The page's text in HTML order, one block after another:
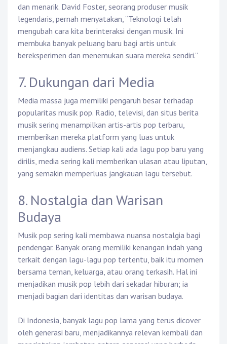
dan menarik. David Foster, seorang produser musik
legendaris, pernah menyatakan, “Teknologi telah
mengubah cara kita berinteraksi dengan musik. Ini
membuka banyak peluang baru bagi artis untuk
bereksperimen dan menemukan suara mereka sendiri.”
7. Dukungan dari Media
Media massa juga memiliki pengaruh besar terhadap
popularitas musik pop. Radio, televisi, dan situs berita
musik sering menampilkan artis-artis pop terbaru,
memberikan mereka platform yang luas untuk
menjangkau audiens. Setiap kali ada lagu pop baru yang
dirilis, media sering kali memberikan ulasan atau liputan,
yang semakin memperluas jangkauan lagu tersebut.
8. Nostalgia dan Warisan
Budaya
Musik pop sering kali membawa nuansa nostalgia bagi
pendengar. Banyak orang memiliki kenangan indah yang
terkait dengan lagu-lagu pop tertentu, baik itu momen
bersama teman, keluarga, atau orang terkasih. Hal ini
menjadikan musik pop lebih dari sekadar hiburan; ia
menjadi bagian dari identitas dan warisan budaya.
Di Indonesia, banyak lagu pop lama yang terus dicover
oleh generasi baru, menjadikannya relevan kembali dan